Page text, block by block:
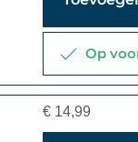
Op
€ 14,99